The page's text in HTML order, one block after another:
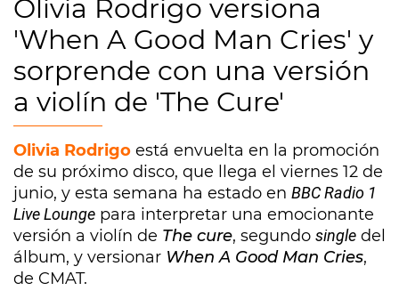
Olivia Rodrigo versiona
'When A Good Man Cries' y
sorprende con una versión
a violín de 'The Cure'
Olivia Rodrigo está envuelta en la promoción
de su próximo disco, que llega el viernes 12 de
junio, y esta semana ha estado en BBC Radio 1
Live Lounge para interpretar una emocionante
versión a violín de The cure, segundo single del
álbum, y versionar When A Good Man Cries,
de CMAT.